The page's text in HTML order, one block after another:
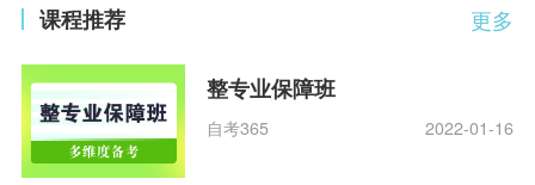
更多
课程推荐
整专业保障班
自考365 2022-01-16